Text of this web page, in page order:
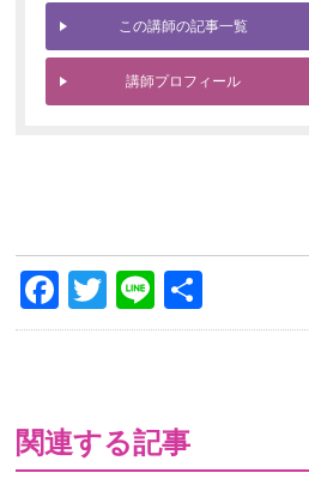
この講師の記事一覧
講師プロフィール
Facebook
Twitter
Line
有
関連する記事